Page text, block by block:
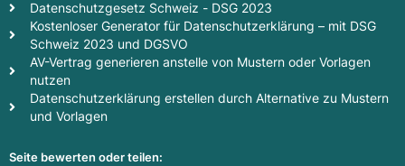
Datenschutzgesetz Schweiz - DSG 2023
Kostenloser Generator für Datenschutzerklärung – mit DSG
Schweiz 2023 und DGSVO
AV-Vertrag generieren anstelle von Mustern oder Vorlagen
nutzen
Datenschutzerklärung erstellen durch Alternative zu Mustern
und Vorlagen
Seite bewerten oder teilen: